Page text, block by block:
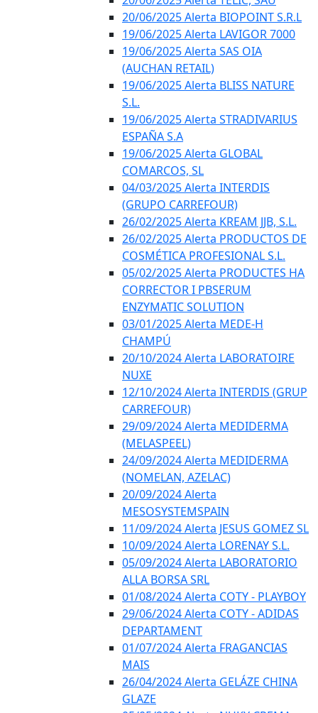
20/06/2025 Alerta BIOPOINT S.R.L
19/06/2025 Alerta LAVIGOR 7000
19/06/2025 Alerta SAS OIA
(AUCHAN RETAIL)
19/06/2025 Alerta BLISS NATURE
S.L.
19/06/2025 Alerta STRADIVARIUS
ESPAÑA S.A
19/06/2025 Alerta GLOBAL
COMARCOS, SL
04/03/2025 Alerta INTERDIS
(GRUPO CARREFOUR)
26/02/2025 Alerta KREAM JJB, S.L.
26/02/2025 Alerta PRODUCTOS DE
COSMÉTICA PROFESIONAL S.L.
05/02/2025 Alerta PRODUCTES HA
CORRECTOR I PBSERUM
ENZYMATIC SOLUTION
03/01/2025 Alerta MEDE-H
CHAMPÚ
20/10/2024 Alerta LABORATOIRE
NUXE
12/10/2024 Alerta INTERDIS (GRUP
CARREFOUR)
29/09/2024 Alerta MEDIDERMA
(MELASPEEL)
24/09/2024 Alerta MEDIDERMA
(NOMELAN, AZELAC)
20/09/2024 Alerta
MESOSYSTEMSPAIN
11/09/2024 Alerta JESUS GOMEZ SL
10/09/2024 Alerta LORENAY S.L.
05/09/2024 Alerta LABORATORIO
ALLA BORSA SRL
01/08/2024 Alerta COTY - PLAYBOY
29/06/2024 Alerta COTY - ADIDAS
DEPARTAMENT
01/07/2024 Alerta FRAGANCIAS
MAIS
26/04/2024 Alerta GELÁZE CHINA
GLAZE